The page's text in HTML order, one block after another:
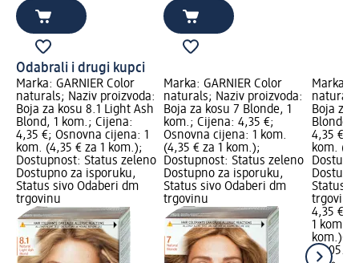
Odabrali i drugi kupci
Marka: GARNIER Color
naturals; Naziv proizvoda:
Boja za kosu 8.1 Light Ash
Blond, 1 kom.; Cijena:
4,35 €; Osnovna cijena: 1
kom. (4,35 € za 1 kom.);
Dostupnost: Status zeleno
Dostupno za isporuku,
Status sivo Odaberi dm
trgovinu
Marka: GARNIER Color
naturals; Naziv proizvoda:
Boja za kosu 7 Blonde, 1
kom.; Cijena: 4,35 €;
Osnovna cijena: 1 kom.
(4,35 € za 1 kom.);
Dostupnost: Status zeleno
Dostupno za isporuku,
Status sivo Odaberi dm
trgovinu
Marka:
Boja za
Blonde,
4,35 €;
kom.
Status
trgovinu
4,35 €
1 kom.
kom.)